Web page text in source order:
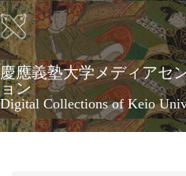
メ
イ
ン
コ
ン
テ
ン
ツ
に
慶應義塾大学メディアセ
ョン
Digital Collections of Keio